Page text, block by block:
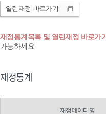
열린재정 바로가기
재정통계목록 및 열린재정 바로가기
가능하세요.
재정통계
재정데이터명